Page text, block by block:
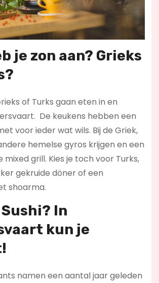
je zon aan? Grieks
of Turks gaan eten in en
De keukens hebben een
voor ieder wat wils. Bij de Griek,
hemelse gyros krijgen en een
mixed grill. Kies je toch voor Turks,
gekruide döner of een
shoarma.
In
kun je
namen een aantal jaar geleden